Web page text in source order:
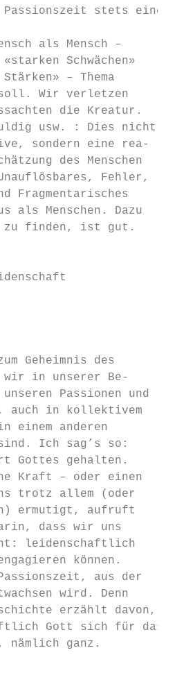
stets eine
als Mensch –
Schwächen»
– Thema
Wir verletzen
die Kreatur.
usw. : Dies nicht
sondern eine rea-
des Menschen
Fehler,
Fragmentarisches
als Menschen. Dazu
finden, ist gut.
Geheimnis des
in unserer Be-
Passionen und
auch in kollektivem
einem anderen
Ich sag’s so:
Gottes gehalten.
Kraft – oder einen
trotz allem (oder
ermutigt, aufruft
dass wir uns
leidenschaftlich
können.
aus der
wird. Denn
erzählt davon,
Gott sich für das
nämlich ganz.